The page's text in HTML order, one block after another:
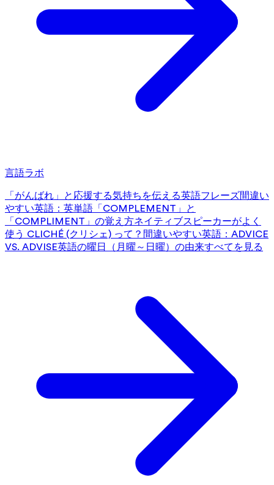
言語ラボ
「がんばれ」と応援する気持ちを伝える英語フレーズ間違い
やすい英語：英単語「COMPLEMENT」と
「COMPLIMENT」の覚え方ネイティブスピーカーがよく
使う CLICHÉ (クリシェ) って？ 間違いやすい英語：ADVICE
VS. ADVISE英語の曜日（月曜～日曜）の由来すべてを見る